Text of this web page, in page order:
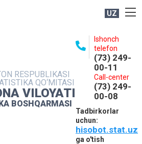
UZ
RESPUBLIKASI
QO‘MITASI
VILOYATI
BOSHQARMASI
Ishonch
telefon
(73) 249-
00-11
Call-center
(73) 249-
00-08
Tadbirkorlar
uchun:
hisobot.stat.uz
ga o'tish
NASHRLAR
XIZMATLAR
XIZMATI